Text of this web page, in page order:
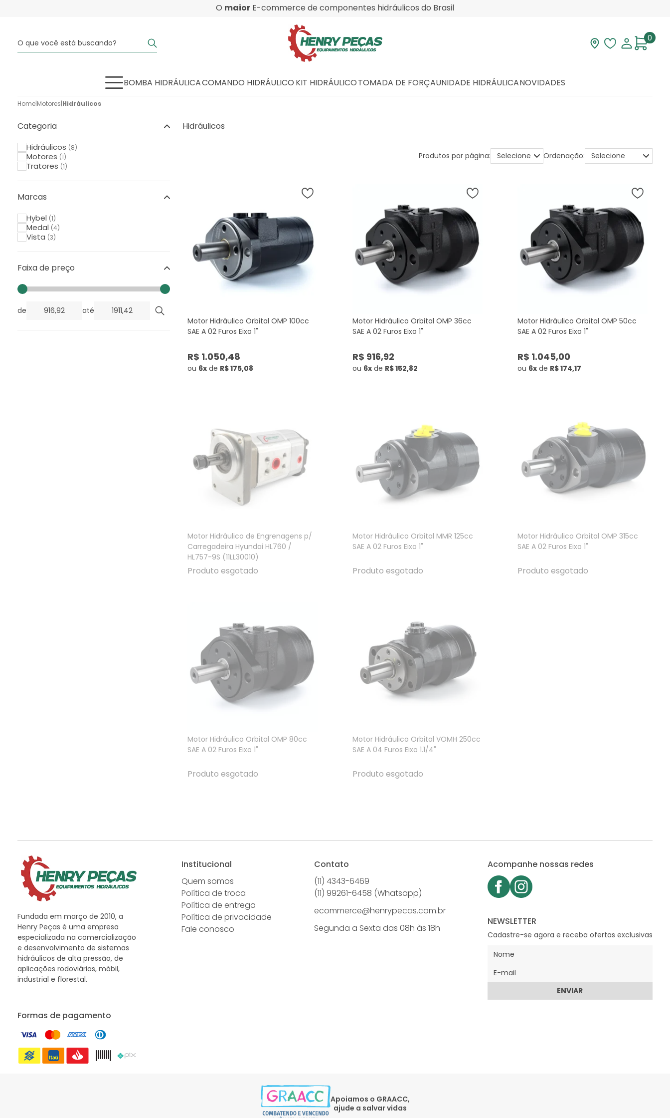
O maior E-commerce de componentes hidráulicos do Brasil
Visite nossa loja
Lista deMinha
0
BOMBA HIDRÁULICACOMANDO HIDRÁULICO KIT HIDRÁULICOTOMADA DE FORÇAUNIDADE HIDRÁULICANOVIDADES
Home|Motores|Hidráulicos
Categoria
Hidráulicos (8)
Motores (1)
Tratores (1)
Marcas
Hybel (1)
Medal (4)
Vista (3)
Faixa de preço
de até
Hidráulicos
Produtos por página: Ordenação:
Motor Hidráulico Orbital OMP 100cc
SAE A 02 Furos Eixo 1"
R$ 1.050,48
ou 6xde R$ 175,08
Motor Hidráulico Orbital OMP 36cc
SAE A 02 Furos Eixo 1"
R$ 916,92
ou 6xde R$ 152,82
Motor Hidráulico Orbital OMP 50cc
SAE A 02 Furos Eixo 1"
R$ 1.045,00
ou 6xde R$ 174,17
Motor Hidráulico de Engrenagens p/
Carregadeira Hyundai HL760 /
HL757-9S (11LL30010)
Produto esgotado
Motor Hidráulico Orbital MMR 125cc
SAE A 02 Furos Eixo 1"
Produto esgotado
Motor Hidráulico Orbital OMP 315cc
SAE A 02 Furos Eixo 1"
Produto esgotado
Motor Hidráulico Orbital OMP 80cc
SAE A 02 Furos Eixo 1"
Produto esgotado
Motor Hidráulico Orbital VOMH 250cc
SAE A 04 Furos Eixo 1.1/4"
Produto esgotado
Fundada em março de 2010, a
Henry Peças é uma empresa
especializada na comercialização
e desenvolvimento de sistemas
hidráulicos de alta pressão, de
aplicações rodoviárias, móbil,
industrial e florestal.
Formas de pagamento
Institucional
Quem somos
Política de troca
Política de entrega
Política de privacidade
Fale conosco
Contato
(11) 4343-6469
(11) 99261-6458 (Whatsapp)
ecommerce@henrypecas.com.br
Segunda a Sexta das 08h às 18h
Acompanhe nossas redes
NEWSLETTER
Cadastre-se agora e receba ofertas exclusivas
ENVIAR
Apoiamos o GRAACC,
ajude a salvar vidas